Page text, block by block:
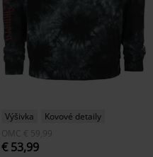
Výšivka
Kovové detaily
OMC € 59,99
€ 53,99